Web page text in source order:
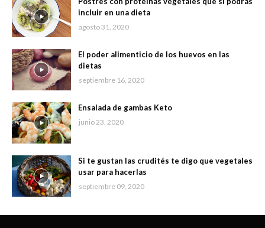
incluir en una dieta
agosto 31, 2020
El poder alimenticio de los huevos en las
dietas
septiembre 16, 2020
Ensalada de gambas Keto
junio 23, 2020
Si te gustan las crudités te digo que vegetales
usar para hacerlas
septiembre 09, 2020